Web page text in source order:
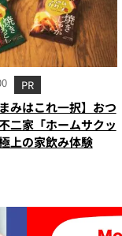
PR
みはこれ一択】おつ
二家「ホームサクッ
上の家飲み体験